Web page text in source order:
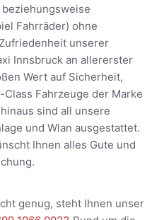
Fahrräder) ohne
unserer
Innsbruck an allererster
Wert auf Sicherheit,
Fahrzeuge der Marke
sind all unsere
und Wlan ausgestattet.
Ihnen alles Gute und
genug, steht Ihnen unser